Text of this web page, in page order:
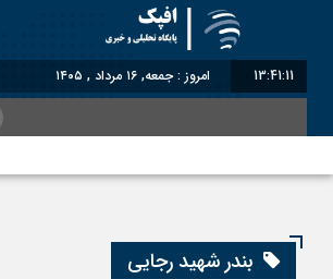
13:41:11 امروز : جمعه, ۱۶ مرداد , ۱۴۰۵
شناختیک| ۸۶ درصد مهاجران حامی
بندر شهید رجایی